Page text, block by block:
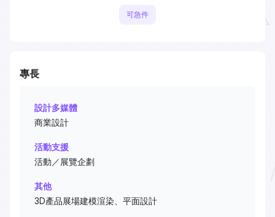
可急件
專長
設計多媒體
商業設計
活動支援
活動／展覽企劃
其他
3D產品展場建模渲染、平面設計